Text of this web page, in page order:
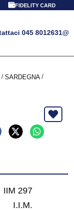
FIDELITY CARD
045 8012631@
/ SARDEGNA /
IIM 297
I.I.M.